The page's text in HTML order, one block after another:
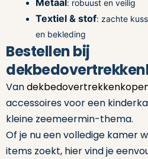
Metaal : robuust en veilig
Textiel & stof: zachte
en bekleding
Bestellen bij
Van
accessoires voor een
kleine zeemeermin-thema.
Of je nu een volledige kamer
items zoekt, hier vind je